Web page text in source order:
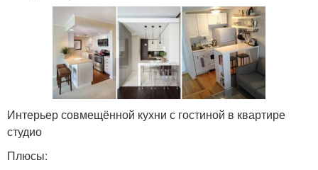
Интерьер совмещённой кухни с гостиной в квартире
студио
Плюсы: